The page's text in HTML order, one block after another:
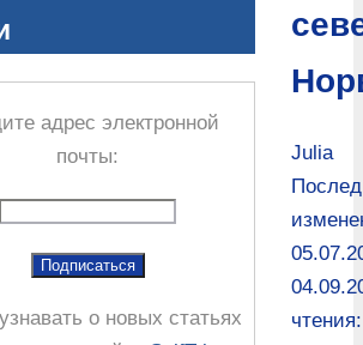
Julia
чтения:
адрес электронной
почты:
о новых статьях